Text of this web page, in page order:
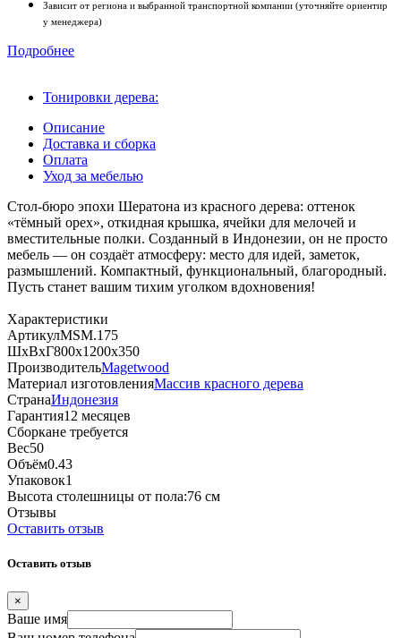
Зависит от региона и выбранной транспортной компании (уточняйте ориентир
у менеджера)
Подробнее
Тонировки дерева:
Описание
Доставка и сборка
Оплата
Уход за мебелью
Стол‑бюро эпохи Шератона из красного дерева: оттенок
«тёмный орех», откидная крышка, ячейки для мелочей и
вместительные полки. Созданный в Индонезии, он не просто
мебель — он создаёт атмосферу: место для идей, заметок,
размышлений. Компактный, функциональный, благородный.
Пусть станет вашим тихим уголком вдохновения!
Характеристики
АртикулMSM.175
ШхВхГ800х1200х350
ПроизводительMagetwood
Материал изготовленияМассив красного дерева
СтранаИндонезия
Гарантия12 месяцев
Сборкане требуется
Вес50
Объём0.43
Упаковок1
Высота столешницы от пола:76 см
Отзывы
Оставить отзыв
Оставить отзыв
×
Ваше имя